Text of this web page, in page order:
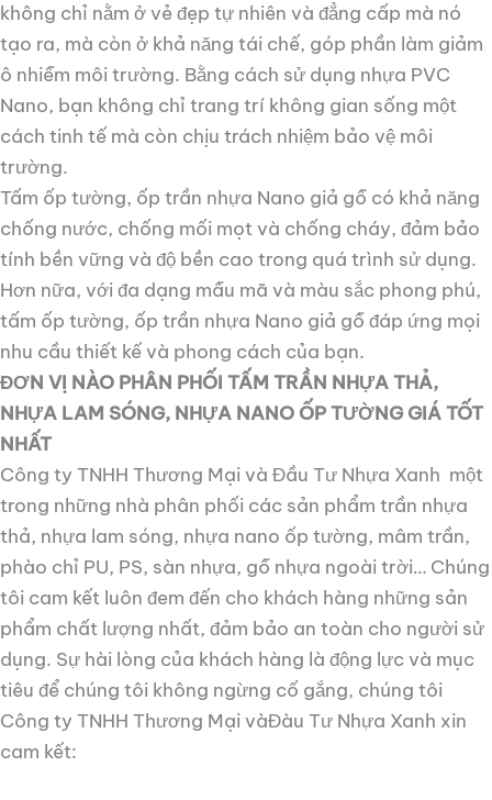
không chỉ nằm ở vẻ đẹp tự nhiên và đẳng cấp mà nó
tạo ra, mà còn ở khả năng tái chế, góp phần làm giảm
ô nhiễm môi trường. Bằng cách sử dụng nhựa PVC
Nano, bạn không chỉ trang trí không gian sống một
cách tinh tế mà còn chịu trách nhiệm bảo vệ môi
trường.
Tấm ốp tường, ốp trần nhựa Nano giả gỗ có khả năng
chống nước, chống mối mọt và chống cháy, đảm bảo
tính bền vững và độ bền cao trong quá trình sử dụng.
Hơn nữa, với đa dạng mẫu mã và màu sắc phong phú,
tấm ốp tường, ốp trần nhựa Nano giả gỗ đáp ứng mọi
nhu cầu thiết kế và phong cách của bạn.
ĐƠN VỊ NÀO PHÂN PHỐI TẤM TRẦN NHỰA THẢ,
NHỰA LAM SÓNG, NHỰA NANO ỐP TƯỜNG GIÁ TỐT
NHẤT
Công ty TNHH Thương Mại và Đầu Tư Nhựa Xanh một
trong những nhà phân phối các sản phẩm trần nhựa
thả, nhựa lam sóng, nhựa nano ốp tường, mâm trần,
phào chỉ PU, PS, sàn nhựa, gỗ nhựa ngoài trời… Chúng
tôi cam kết luôn đem đến cho khách hàng những sản
phẩm chất lượng nhất, đảm bảo an toàn cho người sử
dụng. Sự hài lòng của khách hàng là động lực và mục
tiêu để chúng tôi không ngừng cố gắng, chúng tôi
Công ty TNHH Thương Mại vàĐàu Tư Nhựa Xanh xin
cam kết: